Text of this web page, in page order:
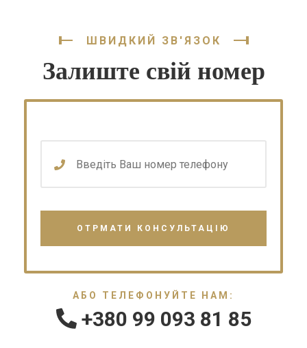
ШВИДКИЙ ЗВ'ЯЗОК
Залиште свій номер
АБО ТЕЛЕФОНУЙТЕ НАМ:
+380 99 093 81 85